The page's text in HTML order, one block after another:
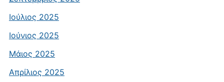
Ιούλιος 2025
Ιούνιος 2025
Μάιος 2025
Απρίλιος 2025